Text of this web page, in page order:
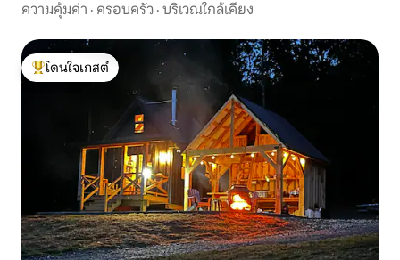
ความคุ้มค่า · ครอบครัว · บริเวณใกล้เคียง
โดนใจเกสต์ที่สุด
โดนใจเกสต์